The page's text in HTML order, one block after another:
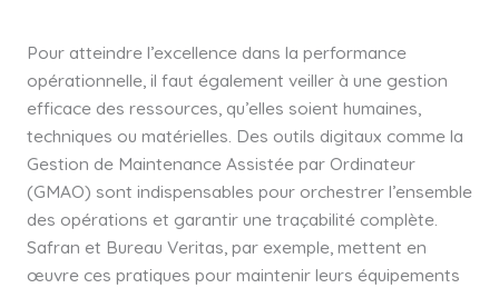
Pour atteindre l’excellence dans la performance
opérationnelle, il faut également veiller à une gestion
efficace des ressources, qu’elles soient humaines,
techniques ou matérielles. Des outils digitaux comme la
Gestion de Maintenance Assistée par Ordinateur
(GMAO) sont indispensables pour orchestrer l’ensemble
des opérations et garantir une traçabilité complète.
Safran et Bureau Veritas, par exemple, mettent en
œuvre ces pratiques pour maintenir leurs équipements